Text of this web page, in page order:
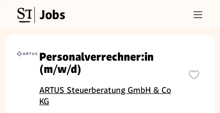
Jobs
Personalverrechner:in
(m/w/d)
ARTUS Steuerberatung GmbH & Co
KG